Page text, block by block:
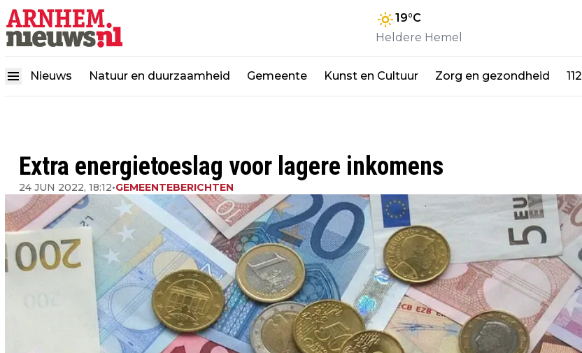
19°C
Heldere Hemel
Nieuws Natuur en duurzaamheid Gemeente Kunst en Cultuur Zorg en gezondheid 112
Extra energietoeslag voor lagere inkomens
24 JUN 2022, 18:12•GEMEENTEBERICHTEN